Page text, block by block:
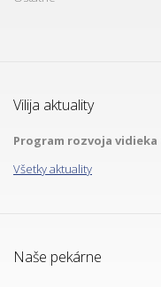
Vilija aktuality
Program rozvoja vidieka
Všetky aktuality
Naše pekárne